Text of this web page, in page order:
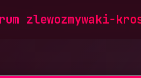
zlewozmywaki-
Firmy Edukacja, kultura i
samoobroną | Sklep-